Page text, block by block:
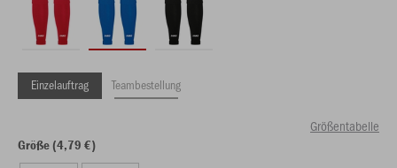
Einzelauftrag Teambestellung
Größentabelle
Größe (4,79 €)